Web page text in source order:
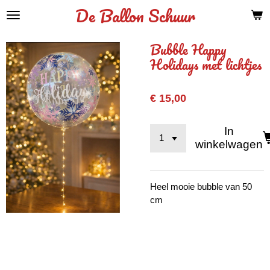
Ga
de
hoofdinhoud
De Ballon Schuur
Bubble Happy
Holidays met lichtjes
€ 15,00
In
winkelwagen
Heel mooie bubble van 50
cm